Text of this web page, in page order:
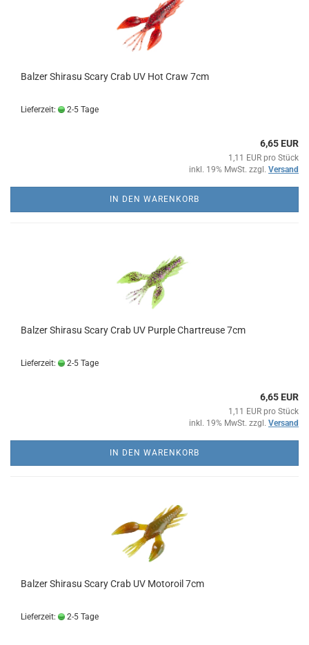
Balzer Shirasu Scary Crab UV Hot Craw 7cm
Lieferzeit: 2-5 Tage
6,65 EUR
1,11 EUR pro Stück
inkl. 19% MwSt. zzgl. Versand
IN DEN WARENKORB
Balzer Shirasu Scary Crab UV Purple Chartreuse 7cm
Lieferzeit: 2-5 Tage
6,65 EUR
1,11 EUR pro Stück
inkl. 19% MwSt. zzgl. Versand
IN DEN WARENKORB
Balzer Shirasu Scary Crab UV Motoroil 7cm
Lieferzeit: 2-5 Tage